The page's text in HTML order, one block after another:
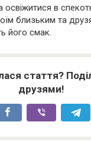
освіжитися в
близьким та
його смак.
стаття?
друзями!